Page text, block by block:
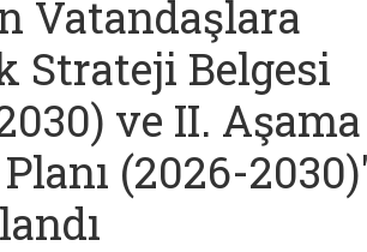
Vatandaşlara
Strateji Belgesi
ve II. Aşama
(2026-